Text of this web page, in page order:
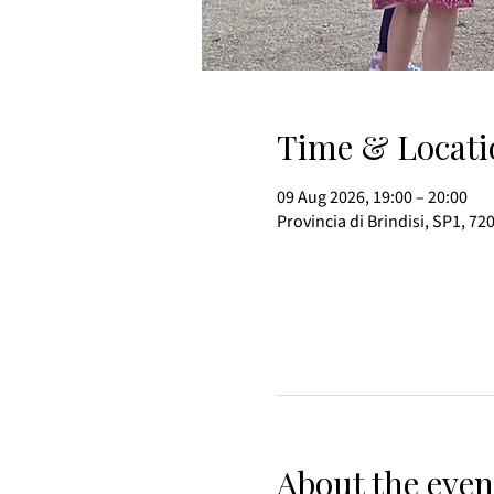
Time &
09 Aug 2026, 19:00 – 20:00
Provincia di Brindisi, SP1,
About the